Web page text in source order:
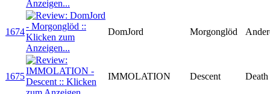
1674 DomJord Morgonglöd
1675 IMMOLATION Descent